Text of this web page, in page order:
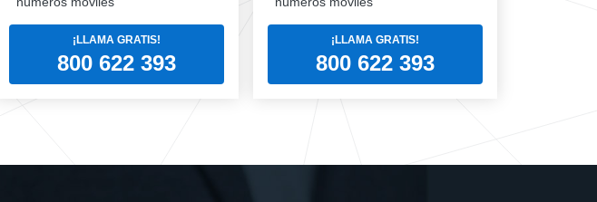
¡LLAMA GRATIS!
800 622 393
¡LLAMA GRATIS!
800 622 393